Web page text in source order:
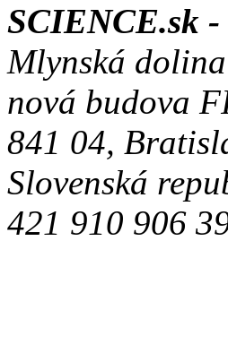
SCIENCE.sk -
Mlynská
nová budova
841 04,
Slovenská
421 910 906